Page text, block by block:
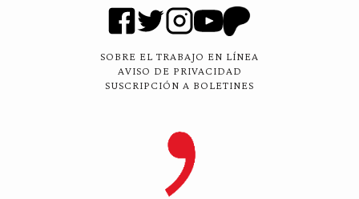
SOBRE EL TRABAJO EN LÍNEA
AVISO DE PRIVACIDAD
SUSCRIPCIÓN A BOLETINES